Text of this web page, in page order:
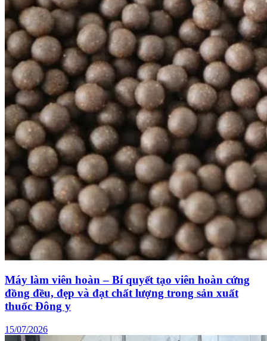
Máy làm viên hoàn – Bí quyết tạo viên hoàn cứng
đồng đều, đẹp và đạt chất lượng trong sản xuất
thuốc Đông y
15/07/2026